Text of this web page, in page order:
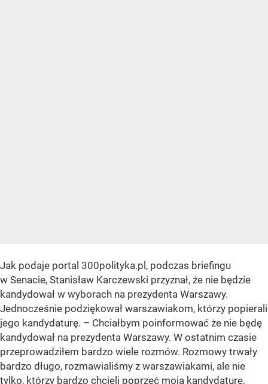
Jak podaje portal 300polityka.pl, podczas briefingu
w Senacie, Stanisław Karczewski przyznał, że nie będzie
kandydował w wyborach na prezydenta Warszawy.
Jednocześnie podziękował warszawiakom, którzy popierali
jego kandydaturę. – Chciałbym poinformować że nie będę
kandydował na prezydenta Warszawy. W ostatnim czasie
przeprowadziłem bardzo wiele rozmów. Rozmowy trwały
bardzo długo, rozmawialiśmy z warszawiakami, ale nie
tylko, którzy bardzo chcieli poprzeć moją kandydaturę,